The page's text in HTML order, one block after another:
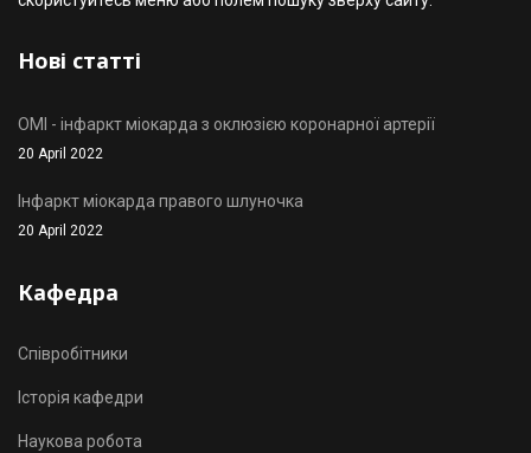
Нові статті
OMI - інфаркт міокарда з оклюзією коронарної артерії
20 April 2022
Інфаркт міокарда правого шлуночка
20 April 2022
Кафедра
Співробітники
Історія кафедри
Наукова робота